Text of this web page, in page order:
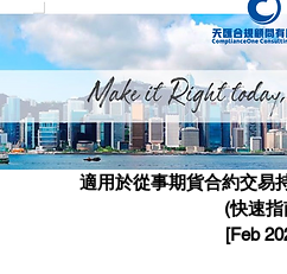
適用於從事期貨合約交易
(快速
[Feb